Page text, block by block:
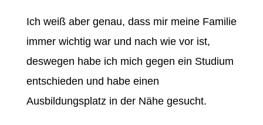
Ich weiß aber genau, dass mir meine Familie
immer wichtig war und nach wie vor ist,
deswegen habe ich mich gegen ein Studium
entschieden und habe einen
Ausbildungsplatz in der Nähe gesucht.